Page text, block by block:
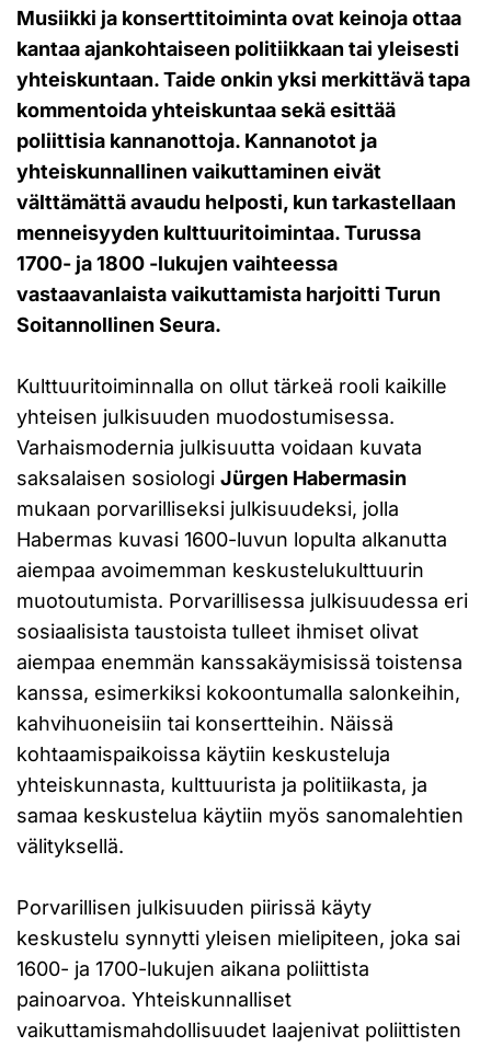
Musiikki ja konserttitoiminta ovat keinoja ottaa
kantaa ajankohtaiseen politiikkaan tai yleisesti
yhteiskuntaan. Taide onkin yksi merkittävä tapa
kommentoida yhteiskuntaa sekä esittää
poliittisia kannanottoja. Kannanotot ja
yhteiskunnallinen vaikuttaminen eivät
välttämättä avaudu helposti, kun tarkastellaan
menneisyyden kulttuuritoimintaa. Turussa
1700- ja 1800 -lukujen vaihteessa
vastaavanlaista vaikuttamista harjoitti Turun
Soitannollinen Seura.
Kulttuuritoiminnalla on ollut tärkeä rooli kaikille
yhteisen julkisuuden muodostumisessa.
Varhaismodernia julkisuutta voidaan kuvata
saksalaisen sosiologi Jürgen Habermasin
mukaan porvarilliseksi julkisuudeksi, jolla
Habermas kuvasi 1600-luvun lopulta alkanutta
aiempaa avoimemman keskustelukulttuurin
muotoutumista. Porvarillisessa julkisuudessa eri
sosiaalisista taustoista tulleet ihmiset olivat
aiempaa enemmän kanssakäymisissä toistensa
kanssa, esimerkiksi kokoontumalla salonkeihin,
kahvihuoneisiin tai konsertteihin. Näissä
kohtaamispaikoissa käytiin keskusteluja
yhteiskunnasta, kulttuurista ja politiikasta, ja
samaa keskustelua käytiin myös sanomalehtien
välityksellä.
Porvarillisen julkisuuden piirissä käyty
keskustelu synnytti yleisen mielipiteen, joka sai
1600- ja 1700-lukujen aikana poliittista
painoarvoa. Yhteiskunnalliset
vaikuttamismahdollisuudet laajenivat poliittisten